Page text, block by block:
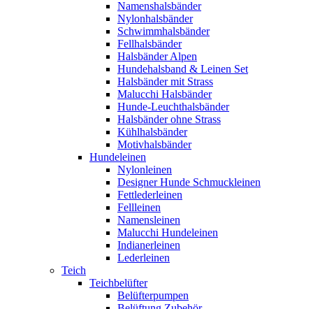
Namenshalsbänder
Nylonhalsbänder
Schwimmhalsbänder
Fellhalsbänder
Halsbänder Alpen
Hundehalsband & Leinen Set
Halsbänder mit Strass
Malucchi Halsbänder
Hunde-Leuchthalsbänder
Halsbänder ohne Strass
Kühlhalsbänder
Motivhalsbänder
Hundeleinen
Nylonleinen
Designer Hunde Schmuckleinen
Fettlederleinen
Fellleinen
Namensleinen
Malucchi Hundeleinen
Indianerleinen
Lederleinen
Teich
Teichbelüfter
Belüfterpumpen